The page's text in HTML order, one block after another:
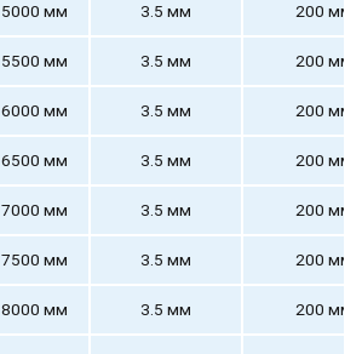
5000 мм 3.5 мм 200 мм
5500 мм 3.5 мм 200 мм
6000 мм 3.5 мм 200 мм
6500 мм 3.5 мм 200 мм
7000 мм 3.5 мм 200 мм
7500 мм 3.5 мм 200 мм
8000 мм 3.5 мм 200 мм